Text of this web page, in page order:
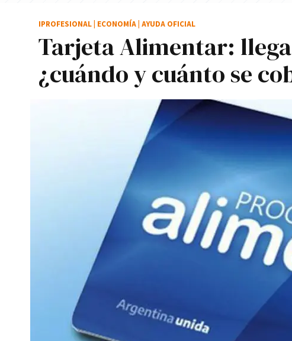
Tarjeta Alimentar:
¿cuándo y cuánto se
IPROFESIONAL ECONOMÍA AYUDA OFICIAL